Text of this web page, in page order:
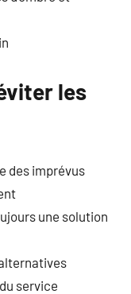
les
des imprévus
une solution
service